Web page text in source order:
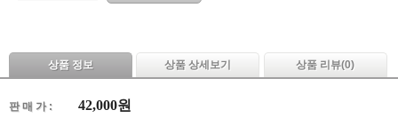
상품 정보 상품 상세보기 상품 리뷰(0)
판 매 가 : 42,000원